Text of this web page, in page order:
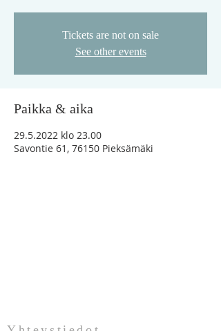
Tickets are not on sale
See other events
Paikka & aika
29.5.2022 klo 23.00
Savontie 61, 76150 Pieksämäki